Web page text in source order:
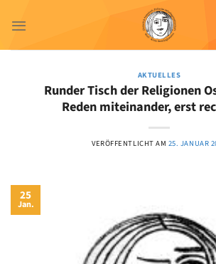
Inhalt
AKTUELLES
Runder Tisch der Religionen
Reden miteinander, erst
VERÖFFENTLICHT AM 25. JANUAR
25
Jan.